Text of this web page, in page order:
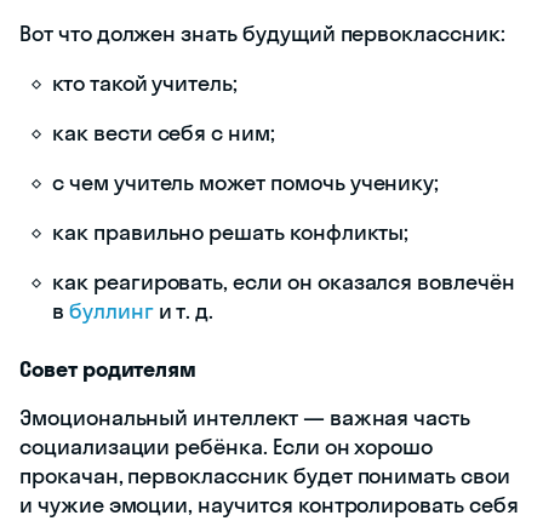
Вот что должен знать будущий первоклассник:
кто такой учитель;
как вести себя с ним;
с чем учитель может помочь ученику;
как правильно решать конфликты;
как реагировать, если он оказался вовлечён
в буллинги т. д.
Совет родителям
Эмоциональный интеллект — важная часть
социализации ребёнка. Если он хорошо
прокачан, первоклассник будет понимать свои
и чужие эмоции, научится контролировать себя